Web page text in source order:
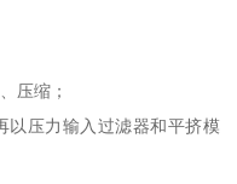
压缩；
压力输入过滤器和平挤模